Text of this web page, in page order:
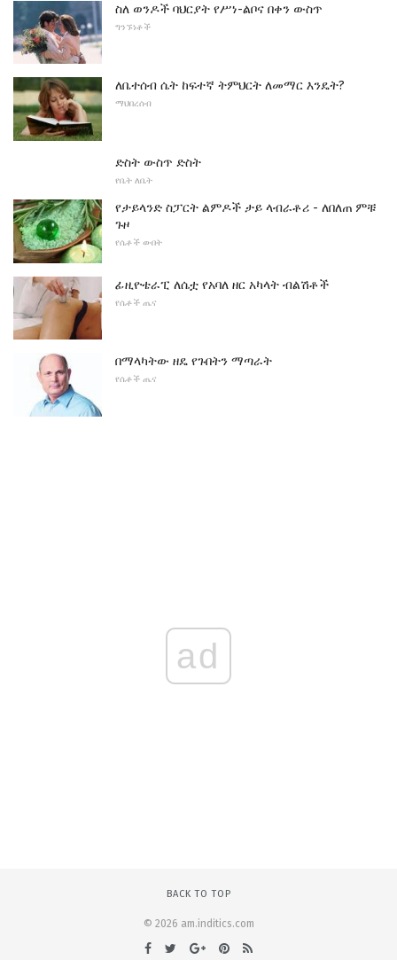
ስለ ወንዶች ባህርያት የሥነ-ልቦና በቀን ውስጥ
ግንኙነቶች
ለቤተሰብ ሴት ከፍተኛ ትምህርት ለመማር እንዴት?
ማህበረሰብ
ድስት ውስጥ ድስት
የቤት ለቤት
የታይላንድ ስፓርት ልምዶች ታይ ላብራቶሪ - ለበለጠ ምቹ
ጉዞ
የሴቶች ውበት
ፊዚዮቴራፒ ለሴቷ የአባለ ዘር አካላት ብልሽቶች
የሴቶች ጤና
በማላካትው ዘዴ የጉበትን ማጣራት
የሴቶች ጤና
ad
BACK TO TOP
© 2026 am.inditics.com